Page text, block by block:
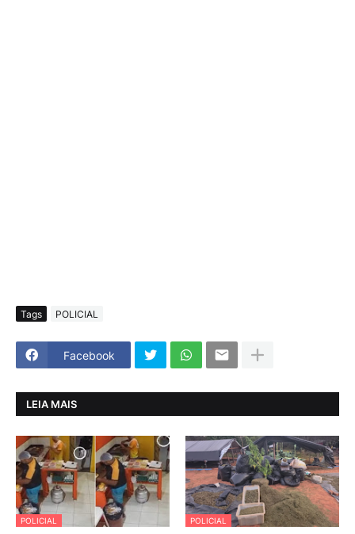
Tags POLICIAL
Facebook
LEIA MAIS
POLICIAL POLICIAL